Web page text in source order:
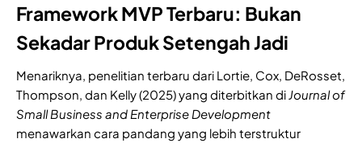
Framework MVP Terbaru: Bukan
Sekadar Produk Setengah Jadi
Menariknya, penelitian terbaru dari Lortie, Cox, DeRosset,
Thompson, dan Kelly (2025) yang diterbitkan diJournal of
Small Business and Enterprise Development
menawarkan cara pandang yang lebih terstruktur